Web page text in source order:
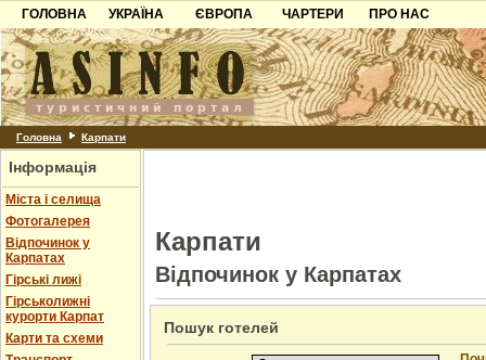
ГОЛОВНА
УКРАЇНА
Карпати
Азов
Причорноморря
Шацьк
ЄВРОПА
Чорногорія
Хорватія
Болгарія
ЧАРТЕРИ
ПРО НАС
Контакти
Партнерам
Додати готель
Головна Карпати
Інформація
Міста і селища
Фотогалерея
Відпочинок у
Карпатах
Гірські лижі
Гірськолижні
курорти Карпат
Карти та схеми
Карпати
Відпочинок у Карпатах
Пошук готелей